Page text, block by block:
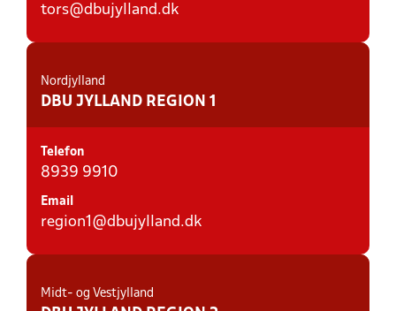
tors@dbujylland.dk
Nordjylland
DBU JYLLAND REGION 1
Telefon
8939 9910
Email
region1@dbujylland.dk
Midt- og Vestjylland